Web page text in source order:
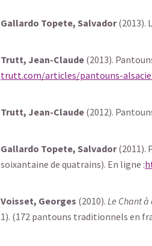
Gallardo Topete, Salvador(2013).
Trutt, Jean-Claude (2013).
trutt.com/articles/pantouns-
Trutt, Jean-Claude (2012).
Gallardo Topete, Salvador(2011).
soixantaine de quatrains). En ligne :
Voisset, Georges (2010). Le Chant
1). (172 pantouns traditionnels en